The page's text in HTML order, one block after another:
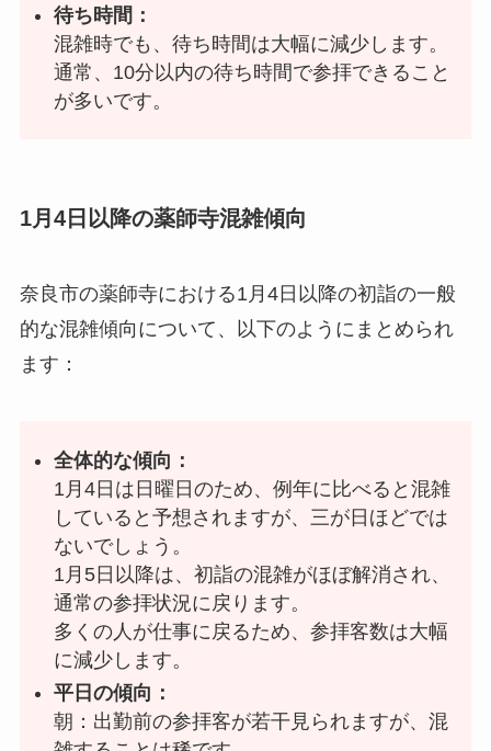
待ち時間：
混雑時でも、待ち時間は大幅に減少します。
通常、10分以内の待ち時間で参拝できること
が多いです。
1月4日以降の薬師寺混雑傾向
奈良市の薬師寺における1月4日以降の初詣の一般
的な混雑傾向について、以下のようにまとめられ
ます：
全体的な傾向：
1月4日は日曜日のため、例年に比べると混雑
していると予想されますが、三が日ほどでは
ないでしょう。
1月5日以降は、初詣の混雑がほぼ解消され、
通常の参拝状況に戻ります。
多くの人が仕事に戻るため、参拝客数は大幅
に減少します。
平日の傾向：
朝：出勤前の参拝客が若干見られますが、混